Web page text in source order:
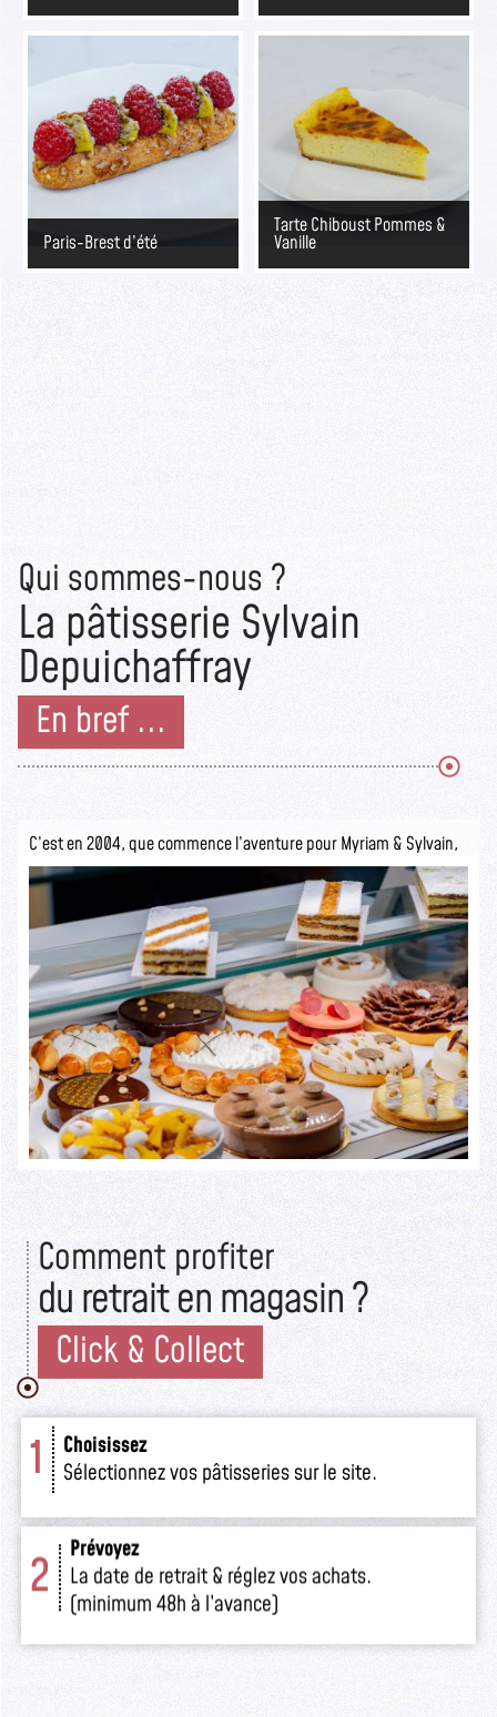
Paris-Brest d’été
Tarte Chiboust Pommes &
Vanille
Qui sommes-nous ?
La pâtisserie Sylvain
Depuichaffray
En bref ...
C’est en 2004, que commence l’aventure pour Myriam & Sylvain,
ils ouvrent la pâtisserie Sylvain Depuichaffray dans une boutique
Seuls les initiés savent ce qui se cache derrière cette devanture
rustique.
Lire la suite >>
Comment profiter
du retrait en magasin ?
Click & Collect
1
Choisissez
Sélectionnez vos pâtisseries sur le site.
2
Prévoyez
La date de retrait & réglez vos achats.
(minimum 48h à l’avance)